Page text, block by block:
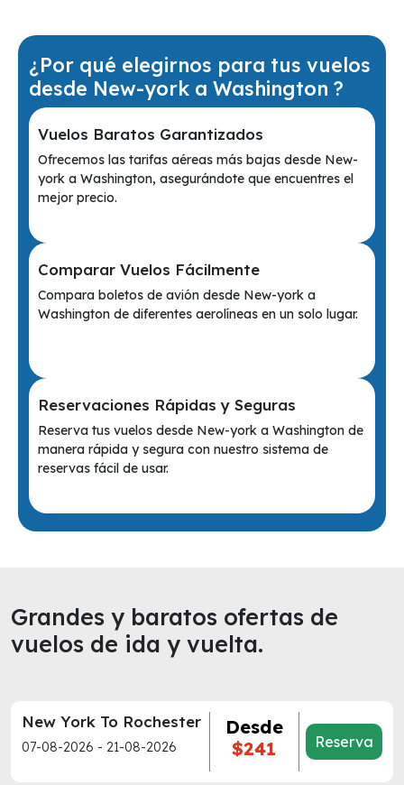
¿Por qué elegirnos para tus vuelos
desde New-york a Washington ?
Vuelos Baratos Garantizados
Ofrecemos las tarifas aéreas más bajas desde New-
york a Washington, asegurándote que encuentres el
mejor precio.
Comparar Vuelos Fácilmente
Compara boletos de avión desde New-york a
Washington de diferentes aerolíneas en un solo lugar.
Reservaciones Rápidas y Seguras
Reserva tus vuelos desde New-york a Washington de
manera rápida y segura con nuestro sistema de
reservas fácil de usar.
Grandes y baratos ofertas de
vuelos de ida y vuelta.
New York To Rochester
07-08-2026 - 21-08-2026
Desde
$241
Reserva